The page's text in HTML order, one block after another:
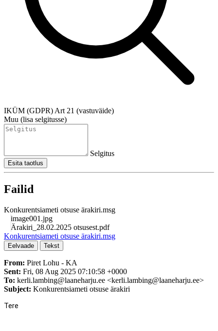
IKÜM (GDPR) Art 21 (vastuväide)
Muu (lisa selgitusse)
Selgitus
Esita taotlus
Failid
Konkurentsiameti otsuse ärakiri.msg
image001.jpg
Ärakiri_28.02.2025 otsusest.pdf
Konkurentsiameti otsuse ärakiri.msg
Eelvaade Tekst
From: Piret Lohu - KA
Sent: Fri, 08 Aug 2025 07:10:58 +0000
To: kerli.lambing@laaneharju.ee <kerli.lambing@laaneharju.ee>
Subject: Konkurentsiameti otsuse ärakiri
Tere